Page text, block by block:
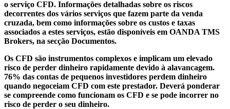
o serviço CFD. Informações detalhadas sobre os riscos
decorrentes dos vários serviços que fazem parte da venda
cruzada, bem como informações sobre os custos e taxas
associados a estes serviços, estão disponíveis em OANDA TMS
Brokers, na secção Documentos.
Os CFD são instrumentos complexos e implicam um elevado
risco de perder dinheiro rapidamente devido à alavancagem.
76% das contas de pequenos investidores perdem dinheiro
quando negoceiam CFD com este prestador. Deverá ponderar
se compreende como funcionam os CFD e se pode incorrer no
risco de perder o seu dinheiro.